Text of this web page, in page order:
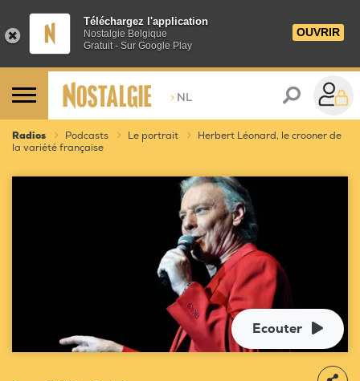
Téléchargez l'application
Nostalgie Belgique
Gratuit - Sur Google Play
OUVRIR
> NL
Radios Podcasts Le portrait
Herbert Léonard, le crooner de
la variété française
Ecouter